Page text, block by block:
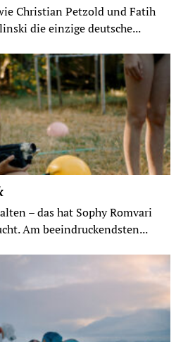
Christian Petzold und Fatih
die einzige deutsche...
– das hat Sophy Romvari
Am beeindruckendsten...